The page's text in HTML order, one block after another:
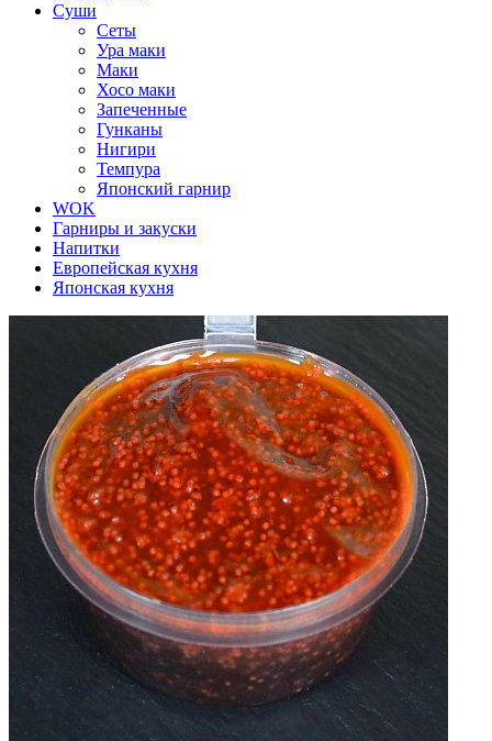
Суши
Сеты
Ура маки
Маки
Хосо маки
Запеченные
Гунканы
Нигири
Темпура
Японский гарнир
WOK
Гарниры и закуски
Напитки
Европейская кухня
Японская кухня